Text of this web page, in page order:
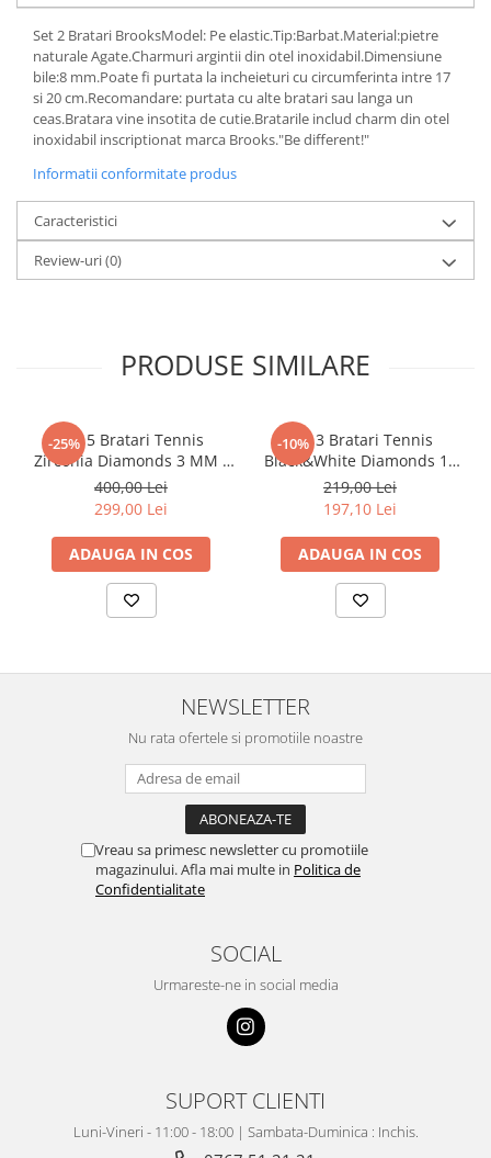
Set 2 Bratari BrooksModel: Pe elastic.Tip:Barbat.Material:pietre
naturale Agate.Charmuri argintii din otel inoxidabil.Dimensiune
bile:8 mm.Poate fi purtata la incheieturi cu circumferinta intre 17
si 20 cm.Recomandare: purtata cu alte bratari sau langa un
ceas.Bratara vine insotita de cutie.Bratarile includ charm din otel
inoxidabil inscriptionat marca Brooks."Be different!"
Informatii conformitate produs
Caracteristici
Review-uri(0)
PRODUSE SIMILARE
-25%
Set 5 Bratari Tennis
Zirconia Diamonds 3 MM /
19.5 CM
400,00 Lei
299,00 Lei
ADAUGA IN COS
-10%
Set 3 Bratari Tennis
Black&White Diamonds 19
CM
219,00 Lei
197,10 Lei
ADAUGA IN COS
NEWSLETTER
Nu rata ofertele si promotiile noastre
Vreau sa primesc newsletter cu promotiile
magazinului. Afla mai multe in Politica de
Confidentialitate
SOCIAL
Urmareste-ne in social media
SUPORT CLIENTI
Luni-Vineri - 11:00 - 18:00 | Sambata-Duminica : Inchis.